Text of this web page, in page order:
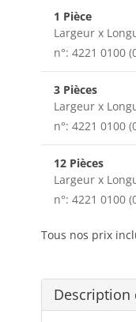
1 Pièce
Largeur x
n°: 4221 0100
3 Pièces
Largeur x
n°: 4221 0100
12 Pièces
Largeur x
n°: 4221 0100
Tous nos prix